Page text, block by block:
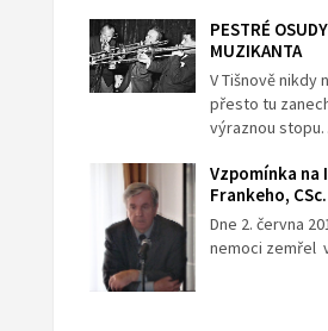
PESTRÉ
MUZIKANTA
V Tišnově nikdy
přesto tu
výraznou
Vzpomínka na
Frankeho, CSc.
Dne 2. června
nemoci zemřel